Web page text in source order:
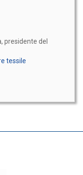
presidente del
tessile